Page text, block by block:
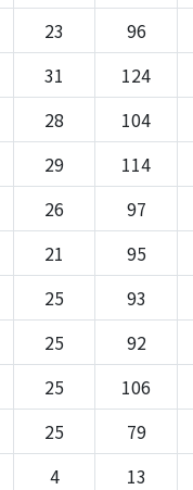
23 96
31 124
28 104
29 114
26 97
21 95
25 93
25 92
25 106
25 79
4 13